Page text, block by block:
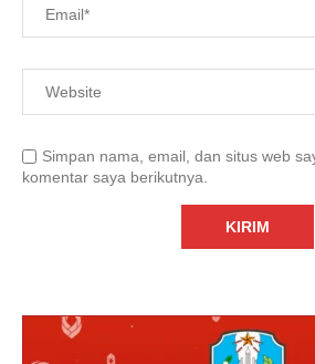
Simpan nama, email, dan situs web
komentar saya berikutnya.